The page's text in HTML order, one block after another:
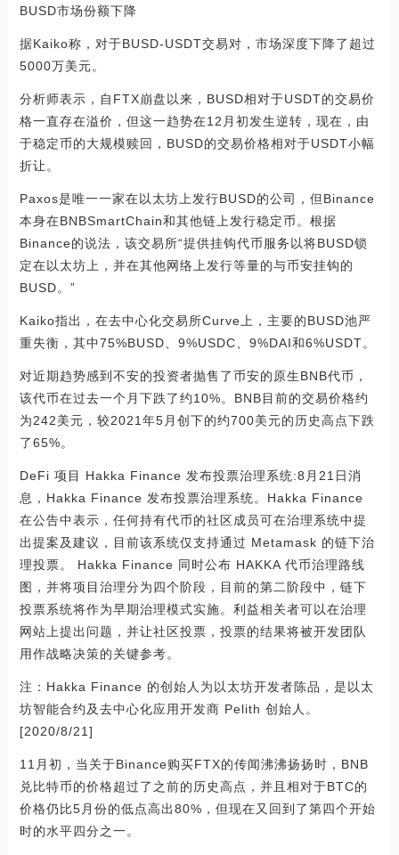
BUSD市场份额下降
据Kaiko称，对于BUSD-USDT交易对，市场深度下降了超过
5000万美元。
分析师表示，自FTX崩盘以来，BUSD相对于USDT的交易价
格一直存在溢价，但这一趋势在12月初发生逆转，现在，由
于稳定币的大规模赎回，BUSD的交易价格相对于USDT小幅
折让。
Paxos是唯一一家在以太坊上发行BUSD的公司，但Binance
本身在BNBSmartChain和其他链上发行稳定币。根据
Binance的说法，该交易所“提供挂钩代币服务以将BUSD锁
定在以太坊上，并在其他网络上发行等量的与币安挂钩的
BUSD。”
Kaiko指出，在去中心化交易所Curve上，主要的BUSD池严
重失衡，其中75%BUSD、9%USDC、9%DAI和6%USDT。
对近期趋势感到不安的投资者抛售了币安的原生BNB代币，
该代币在过去一个月下跌了约10%。BNB目前的交易价格约
为242美元，较2021年5月创下的约700美元的历史高点下跌
了65%。
DeFi 项目 Hakka Finance 发布投票治理系统:8月21日消
息，Hakka Finance 发布投票治理系统。Hakka Finance
在公告中表示，任何持有代币的社区成员可在治理系统中提
出提案及建议，目前该系统仅支持通过 Metamask 的链下治
理投票。 Hakka Finance 同时公布 HAKKA 代币治理路线
图，并将项目治理分为四个阶段，目前的第二阶段中，链下
投票系统将作为早期治理模式实施。利益相关者可以在治理
网站上提出问题，并让社区投票，投票的结果将被开发团队
用作战略决策的关键参考。
注：Hakka Finance 的创始人为以太坊开发者陈品，是以太
坊智能合约及去中心化应用开发商 Pelith 创始人。
[2020/8/21]
11月初，当关于Binance购买FTX的传闻沸沸扬扬时，BNB
兑比特币的价格超过了之前的历史高点，并且相对于BTC的
价格仍比5月份的低点高出80%，但现在又回到了第四个开始
时的水平四分之一。